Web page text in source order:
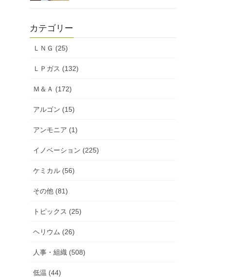
カテゴリー
ＬＮＧ (25)
ＬＰガス (132)
Ｍ＆Ａ (172)
アルゴン (15)
アンモニア (1)
イノベーション (225)
ケミカル (56)
その他 (81)
トピックス (25)
ヘリウム (26)
人事・組織 (508)
低温 (44)